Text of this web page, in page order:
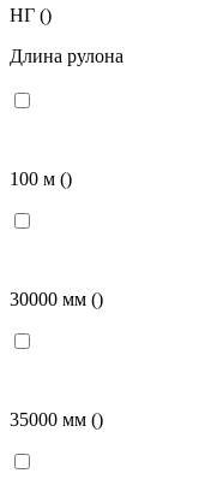
НГ ()
Длина рулона
100 м ()
30000 мм ()
35000 мм ()